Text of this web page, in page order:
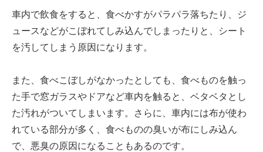
車内で飲食をすると、食べかすがパラパラ落ちたり、ジ
ュースなどがこぼれてしみ込んでしまったりと、シート
を汚してしまう原因になります。
また、食べこぼしがなかったとしても、食べものを触っ
た手で窓ガラスやドアなど車内を触ると、ベタベタとし
た汚れがついてしまいます。さらに、車内には布が使わ
れている部分が多く、食べものの臭いが布にしみ込ん
で、悪臭の原因になることもあるのです。